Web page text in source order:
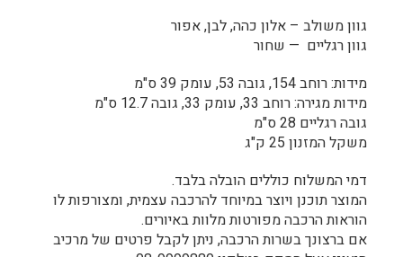
גוון משולב – אלון כהה, לבן, אפור
גוון רגליים — שחור
מידות: רוחב 154, גובה 53, עומק 39 ס"מ
מידות מגירה: רוחב 33, עומק 33, גובה 12.7 ס"מ
גובה רגליים 28 ס"מ
משקל המזנון 25 ק"ג
דמי המשלוח כוללים הובלה בלבד.
המוצר תוכנן ויוצר במיוחד להרכבה עצמית, ומצורפות לו
הוראות הרכבה מפורטות מלוות באיורים.
אם ברצונך בשרות הרכבה, ניתן לקבל פרטים של מרכיב